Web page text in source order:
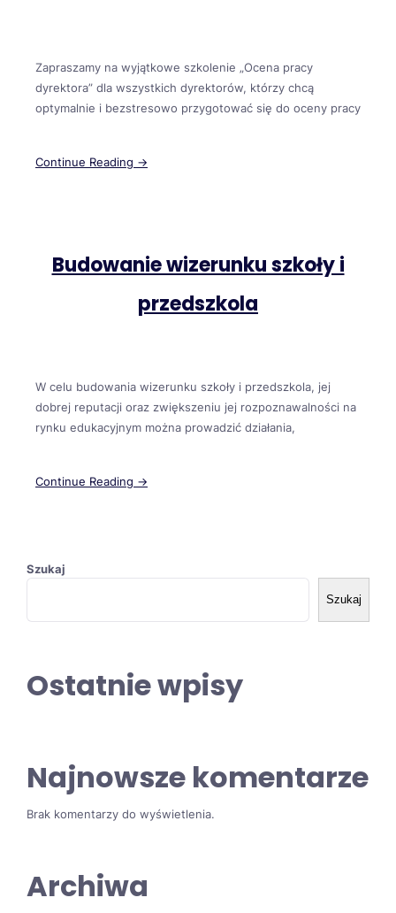
Zapraszamy na wyjątkowe szkolenie „Ocena pracy
dyrektora” dla wszystkich dyrektorów, którzy chcą
optymalnie i bezstresowo przygotować się do oceny pracy
Continue Reading →
Budowanie wizerunku szkoły i
przedszkola
W celu budowania wizerunku szkoły i przedszkola, jej
dobrej reputacji oraz zwiększeniu jej rozpoznawalności na
rynku edukacyjnym można prowadzić działania,
Continue Reading →
Szukaj
Szukaj
Ostatnie wpisy
Najnowsze komentarze
Brak komentarzy do wyświetlenia.
Archiwa